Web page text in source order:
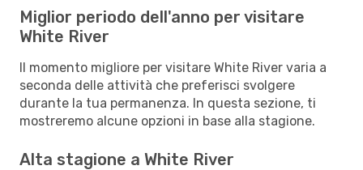
Miglior periodo dell'anno per visitare
White River
Il momento migliore per visitare White River varia a
seconda delle attività che preferisci svolgere
durante la tua permanenza. In questa sezione, ti
mostreremo alcune opzioni in base alla stagione.
Alta stagione a White River